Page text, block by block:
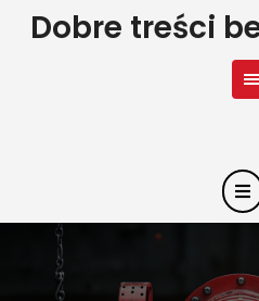
SkipDobre treści